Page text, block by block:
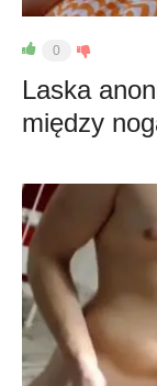
0
Laska
między